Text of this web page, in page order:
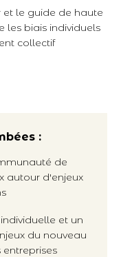
le guide de haute
biais individuels
collectif
:
de
autour d'enjeux
et un
du nouveau